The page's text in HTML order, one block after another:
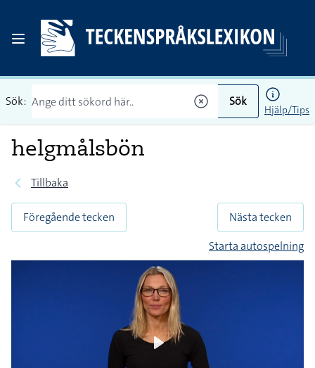
Sök: Sök
Hjälp/Tips
helgmålsbön
Tillbaka
Föregående tecken
Nästa tecken
Starta autospelning